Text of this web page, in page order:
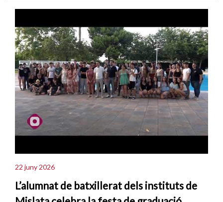
22 juny 2026
L’alumnat de batxillerat dels instituts de